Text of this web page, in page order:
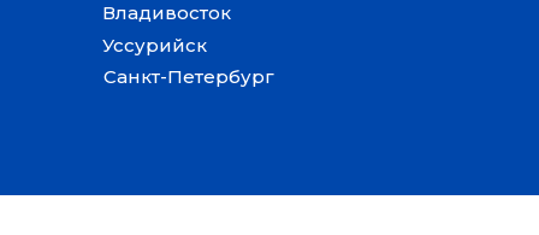
Санкт-Петербург
Уссурийск
Владивосток